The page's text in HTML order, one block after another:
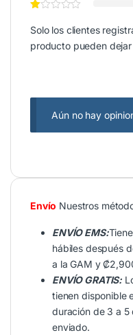
Solo los clientes
producto pueden dejar
Aún no hay
Envío Nuestros
ENVÍO EMS:
hábiles después
a la GAM y
ENVÍO GRATIS:
tienen disponible
duración de 3 a 5
enviado.